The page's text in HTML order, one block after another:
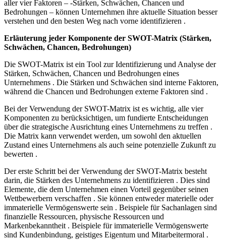
aller vier Faktoren – -Stärken, Schwächen, Chancen und
Bedrohungen – können Unternehmen ihre aktuelle Situation besser
verstehen und den besten Weg nach vorne identifizieren .
Erläuterung jeder Komponente der SWOT-Matrix (Stärken,
Schwächen, Chancen, Bedrohungen)
Die SWOT-Matrix ist ein Tool zur Identifizierung und Analyse der
Stärken, Schwächen, Chancen und Bedrohungen eines
Unternehmens . Die Stärken und Schwächen sind interne Faktoren,
während die Chancen und Bedrohungen externe Faktoren sind .
Bei der Verwendung der SWOT-Matrix ist es wichtig, alle vier
Komponenten zu berücksichtigen, um fundierte Entscheidungen
über die strategische Ausrichtung eines Unternehmens zu treffen .
Die Matrix kann verwendet werden, um sowohl den aktuellen
Zustand eines Unternehmens als auch seine potenzielle Zukunft zu
bewerten .
Der erste Schritt bei der Verwendung der SWOT-Matrix besteht
darin, die Stärken des Unternehmens zu identifizieren . Dies sind
Elemente, die dem Unternehmen einen Vorteil gegenüber seinen
Wettbewerbern verschaffen . Sie können entweder materielle oder
immaterielle Vermögenswerte sein . Beispiele für Sachanlagen sind
finanzielle Ressourcen, physische Ressourcen und
Markenbekanntheit . Beispiele für immaterielle Vermögenswerte
sind Kundenbindung, geistiges Eigentum und Mitarbeitermoral .